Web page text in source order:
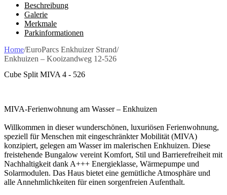
Beschreibung
Galerie
Merkmale
Parkinformationen
Home/EuroParcs Enkhuizer Strand/
Enkhuizen – Kooizandweg 12-526
Cube Split MIVA 4 - 526
MIVA-Ferienwohnung am Wasser – Enkhuizen
Willkommen in dieser wunderschönen, luxuriösen Ferienwohnung,
speziell für Menschen mit eingeschränkter Mobilität (MIVA)
konzipiert, gelegen am Wasser im malerischen Enkhuizen. Diese
freistehende Bungalow vereint Komfort, Stil und Barrierefreiheit mit
Nachhaltigkeit dank A+++ Energieklasse, Wärmepumpe und
Solarmodulen. Das Haus bietet eine gemütliche Atmosphäre und
alle Annehmlichkeiten für einen sorgenfreien Aufenthalt.